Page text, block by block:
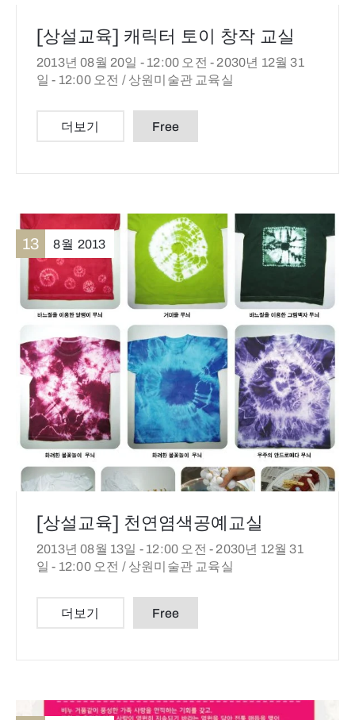
[상설교육] 캐릭터 토이 창작 교실
2013년 08월 20일 - 12:00 오전 - 2030년 12월 31
일 - 12:00 오전 / 상원미술관 교육실
더보기 Free
13 8월 2013
[상설교육] 천연염색공예교실
2013년 08월 13일 - 12:00 오전 - 2030년 12월 31
일 - 12:00 오전 / 상원미술관 교육실
더보기 Free